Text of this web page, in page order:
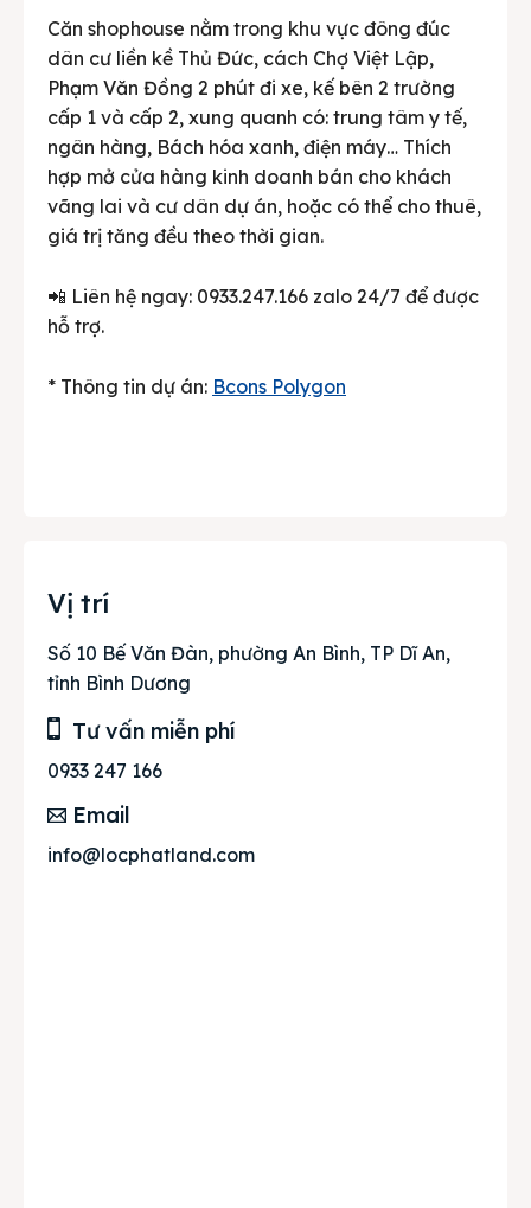
Căn shophouse nằm trong khu vực đông đúc
dân cư liền kề Thủ Đức, cách Chợ Việt Lập,
Phạm Văn Đồng 2 phút đi xe, kế bên 2 trường
cấp 1 và cấp 2, xung quanh có: trung tâm y tế,
ngân hàng, Bách hóa xanh, điện máy… Thích
hợp mở cửa hàng kinh doanh bán cho khách
vãng lai và cư dân dự án, hoặc có thể cho thuê,
giá trị tăng đều theo thời gian.
📲 Liên hệ ngay: 0933.247.166 zalo 24/7 để được
hỗ trợ.
* Thông tin dự án: Bcons Polygon
Vị trí
Số 10 Bế Văn Đàn, phường An Bình, TP Dĩ An,
tỉnh Bình Dương
Tư vấn miễn phí
0933 247 166
Email
info@locphatland.com